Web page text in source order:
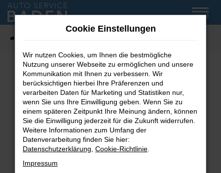
Zum
Hauptinhalt
MENÜ
Fehler: Network Error
Beim Laden ist ein Fehler aufgetreten.
Hier sind ein paar Tipps, die dir helfen können:
Überprüfe deine Firewall und deine
Internetverbindung.
Laden andere Webseiten, zum Beispiel deine
Suchmaschine?
Cookie Einstellungen
Wir nutzen Cookies, um Ihnen die bestmögliche
Nutzung unserer Webseite zu ermöglichen und unsere
Kommunikation mit Ihnen zu verbessern. Wir
berücksichtigen hierbei Ihre Präferenzen und
verarbeiten Daten für Marketing und Statistiken nur,
wenn Sie uns Ihre Einwilligung geben. Wenn Sie zu
einem späteren Zeitpunkt Ihre Meinung ändern, können
Sie die Einwilligung jederzeit für die Zukunft widerrufen.
Weitere Informationen zum Umfang der
Datenverarbeitung finden Sie hier:
Datenschutzerklärung Cookie-Richtlinie
Impressum